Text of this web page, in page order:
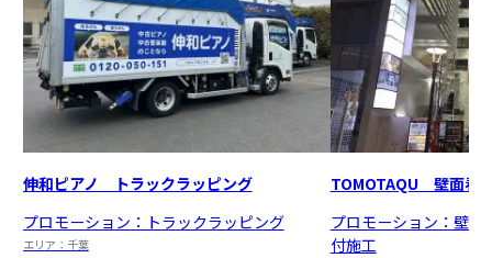
伸和ピアノ トラックラッピング
プロモーション：トラックラッピング
エリア：千葉
TOMOTAQU 壁面看
プロモーション：壁
付施工